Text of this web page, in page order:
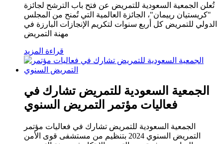
تُعلن الجمعية السعودية للتمريض عن فتح باب الترشح لجائزة
"كريستيان رييمان"، الجائزة العالمية التي تُمنح من المجلس
الدولي للتمريض كل أربع سنوات لتكريم الإنجازات البارزة في
مهنة التمريض
قراءة المزيد
الجمعية السعودية للتمريض تشارك في
فعاليات مؤتمر التمريض السنوي
الجمعية السعودية للتمريض تشارك في فعاليات مؤتمر
التمريض السنوي 2024 بتنظيم من مستشفى قوى الأمن